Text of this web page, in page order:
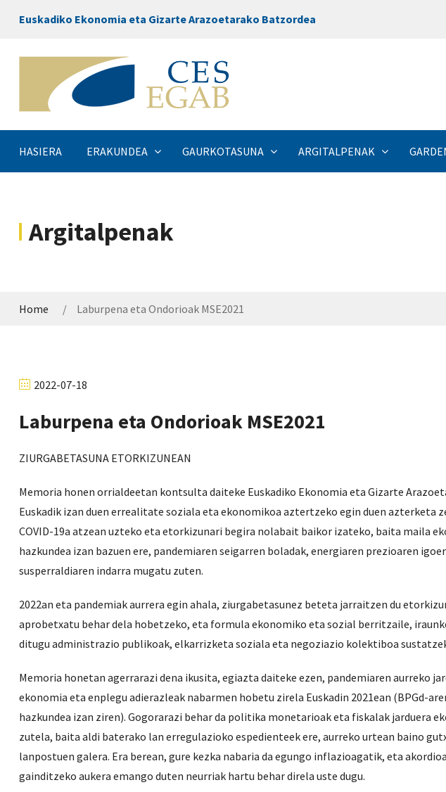
Euskadiko Ekonomia eta Gizarte Arazoetarako Batzordea
HASIERA ERAKUNDEA GAURKOTASUNA ARGITALPENAK
Argitalpenak
Home Laburpena eta Ondorioak MSE2021
2022-07-18
Laburpena eta Ondorioak MSE2021
ZIURGABETASUNA ETORKIZUNEAN
Memoria honen orrialdeetan kontsulta daiteke Euskadiko Ekonomia eta Gizarte
Euskadik izan duen errealitate soziala eta ekonomikoa aztertzeko egin duen azterketa
COVID-19a atzean uzteko eta etorkizunari begira nolabait baikor izateko, baita maila
hazkundea izan bazuen ere, pandemiaren seigarren boladak, energiaren prezioaren
susperraldiaren indarra mugatu zuten.
2022an eta pandemiak aurrera egin ahala, ziurgabetasunez beteta jarraitzen du
aprobetxatu behar dela hobetzeko, eta formula ekonomiko eta sozial berritzaile,
ditugu administrazio publikoak, elkarrizketa soziala eta negoziazio kolektiboa
Memoria honetan agerrarazi dena ikusita, egiazta daiteke ezen, pandemiaren aurreko
ekonomia eta enplegu adierazleak nabarmen hobetu zirela Euskadin 2021ean (BPGd-
hazkundea izan ziren). Gogorarazi behar da politika monetarioak eta fiskalak jarduera
zutela, baita aldi baterako lan erregulazioko espedienteek ere, aurreko urtean baino
lanpostuen galera. Era berean, gure kezka nabaria da egungo inflazioagatik, eta
gainditzeko aukera emango duten neurriak hartu behar direla uste dugu.